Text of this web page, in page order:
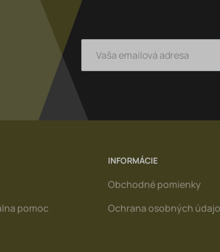
pomoc
INFORMÁCIE
Obchodné pomienky
Ochrana osobných